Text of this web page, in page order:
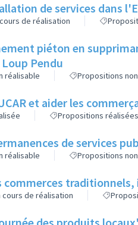
de services dans
de réalisation
piéton en
Pendu
réalisable Propositions
et aider les
Propositions réalisées
de services
réalisable Propositions
commerces
cours de réalisation